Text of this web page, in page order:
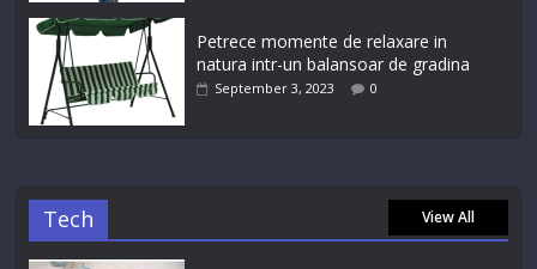
Petrece momente de relaxare in
natura intr-un balansoar de gradina
September 3, 2023 0
Tech View All